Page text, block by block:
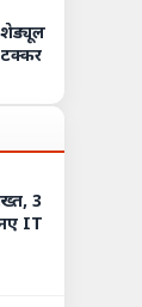
टक्कर
3
IT